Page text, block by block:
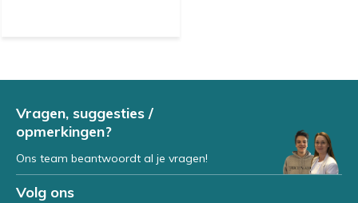
Vragen, suggesties /
opmerkingen?
Ons team beantwoordt al je vragen!
Volg ons